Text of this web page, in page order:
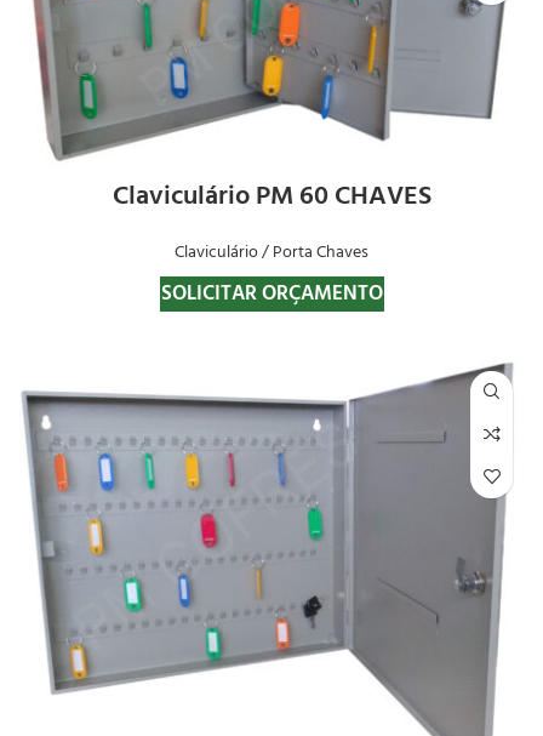
Claviculário PM 60 CHAVES
Claviculário / Porta Chaves
SOLICITAR ORÇAMENTO